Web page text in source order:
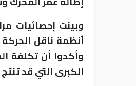
وبينت إحصائيات
أنظمة ناقل
وأكدوا أن تكلفة
الكبرى التي قد